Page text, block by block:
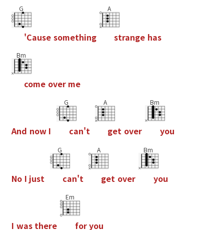
G
'Cause something
A
strange has
Bm
come over me
And now I
G
can't
A
get over
Bm
you
No I just
G
can't
A
get over
Bm
you
I was there
Em
foryou